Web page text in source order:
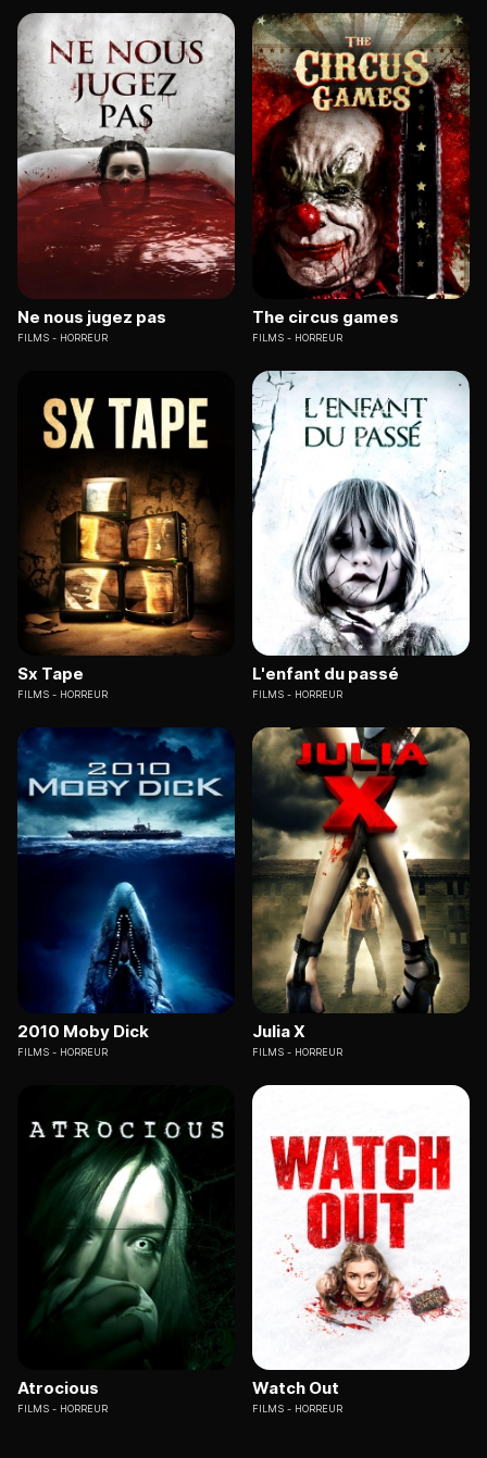
Ne nous jugez pas
FILMS HORREUR
The circus games
FILMS HORREUR
Sx Tape
FILMS HORREUR
L'enfant du passé
FILMS HORREUR
2010 Moby Dick
FILMS HORREUR
Julia X
FILMS HORREUR
Atrocious
FILMS HORREUR
Watch Out
FILMS HORREUR